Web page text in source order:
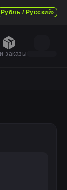
Рубль / Русский
заказы